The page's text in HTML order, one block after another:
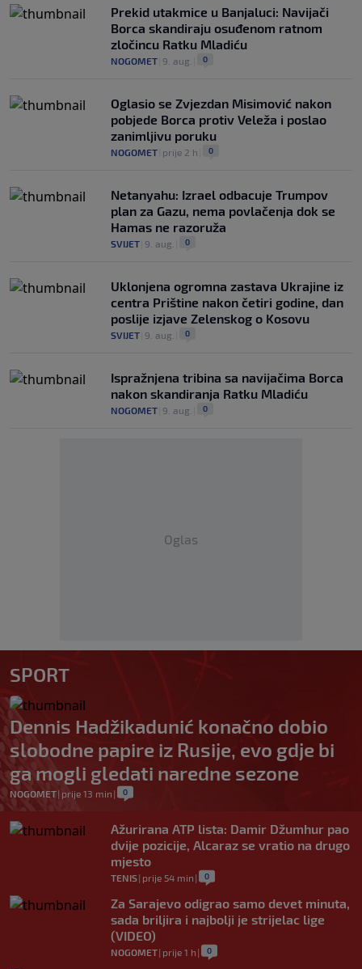
Prekid utakmice u Banjaluci: Navijači
Borca skandiraju osuđenom ratnom
zločincu Ratku Mladiću
NOGOMET 9. aug. 0
Oglasio se Zvjezdan Misimović nakon
pobjede Borca protiv Veleža i poslao
zanimljivu poruku
NOGOMET prije 2 h 0
Netanyahu: Izrael odbacuje Trumpov
plan za Gazu, nema povlačenja dok se
Hamas ne razoruža
SVIJET 9. aug. 0
Uklonjena ogromna zastava Ukrajine iz
centra Prištine nakon četiri godine, dan
poslije izjave Zelenskog o Kosovu
SVIJET 9. aug. 0
Ispražnjena tribina sa navijačima Borca
nakon skandiranja Ratku Mladiću
NOGOMET 9. aug. 0
Oglas
SPORT
Dennis Hadžikadunić konačno dobio
slobodne papire iz Rusije, evo gdje bi
ga mogli gledati naredne sezone
NOGOMET| prije 13 min | 0
Ažurirana ATP lista: Damir Džumhur pao
dvije pozicije, Alcaraz se vratio na drugo
mjesto
TENIS| prije 54 min | 0
Za Sarajevo odigrao samo devet minuta,
sada briljira i najbolji je strijelac lige
(VIDEO)
NOGOMET| prije 1 h | 0